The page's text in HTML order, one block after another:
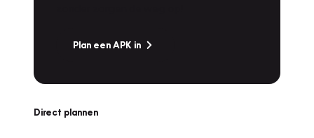
Plan een APK in
Direct plannen